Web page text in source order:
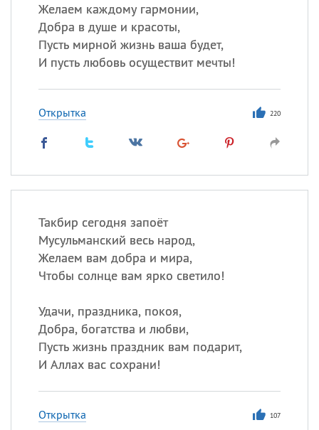
Желаем каждому гармонии,
Добра в душе и красоты,
Пусть мирной жизнь ваша будет,
И пусть любовь осуществит мечты!
Открытка 220
Такбир сегодня запоёт
Мусульманский весь народ,
Желаем вам добра и мира,
Чтобы солнце вам ярко светило!
Удачи, праздника, покоя,
Добра, богатства и любви,
Пусть жизнь праздник вам подарит,
И Аллах вас сохрани!
Открытка 107